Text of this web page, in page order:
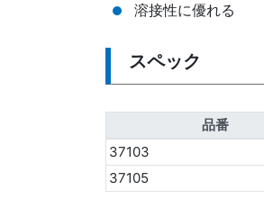
溶接性に優れる
スペック
品番
37103
37105